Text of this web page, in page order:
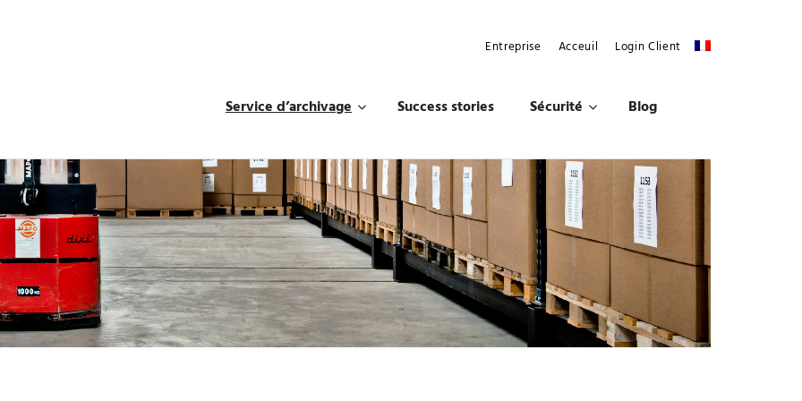
Entreprise Acceuil Login Client
Service d’archivage Success stories Sécurité Blog